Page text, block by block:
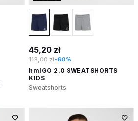
45,20 zł
113,00 zł-60%
hmlGO 2.0 SWEATSHORTS
KIDS
Sweatshorts